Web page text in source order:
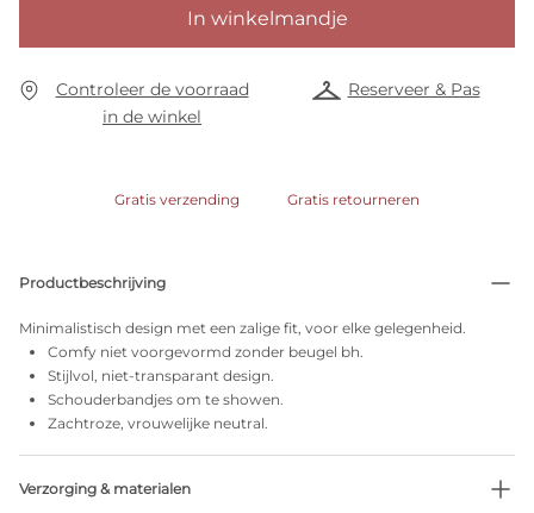
In winkelmandje
Controleer de voorraad
in de winkel
Reserveer & Pas
Gratis verzending Gratis retourneren
Productbeschrijving
Minimalistisch design met een zalige fit, voor elke gelegenheid.
Comfy niet voorgevormd zonder beugel bh.
Stijlvol, niet-transparant design.
Schouderbandjes om te showen.
Zachtroze, vrouwelijke neutral.
Verzorging & materialen